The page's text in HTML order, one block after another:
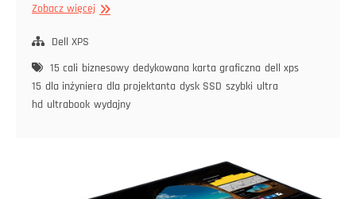
Zobacz więcej Jakie
mocny
laptop?
Dell XPS
15 cali biznesowy dedykowana karta graficzna dell xps
15 dla inżyniera dla projektanta dysk SSD szybki ultra
hd ultrabook wydajny